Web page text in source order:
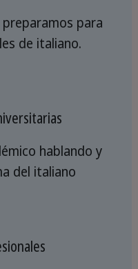
para
de italiano.
hablando y
del italiano